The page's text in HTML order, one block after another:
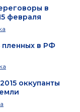
в
февраля
пленных в РФ
оккупанты